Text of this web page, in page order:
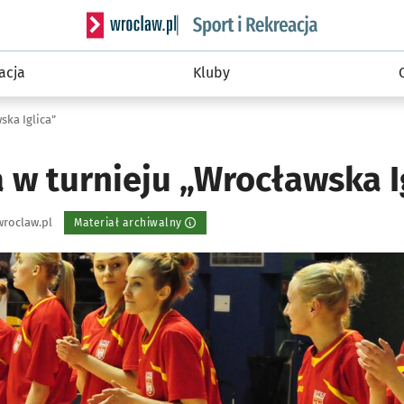
Serwis informacyjny wroclaw.pl podserwis:
Kluby
Iglica”
w turnieju „Wrocławska
Materiał archiwalny